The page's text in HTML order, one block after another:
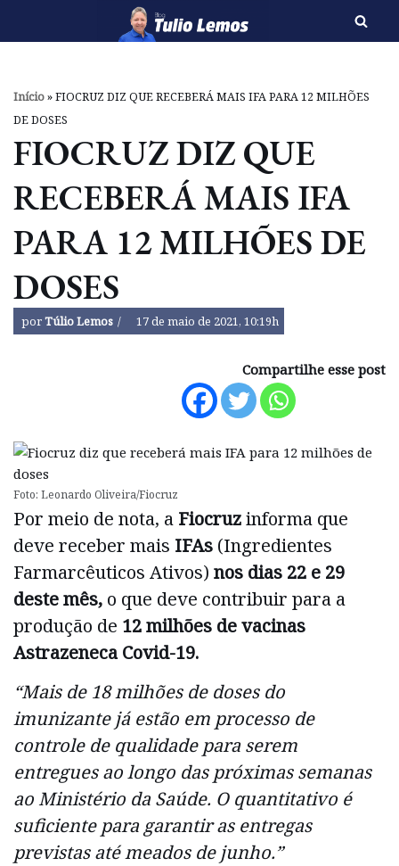
o
conteúdo
Início»FIOCRUZ DIZ QUE RECEBERÁ MAIS IFA PARA 12 MILHÕES
DE DOSES
FIOCRUZ DIZ QUE
RECEBERÁ MAIS IFA
PARA 12 MILHÕES DE
DOSES
porTúlio Lemos 17 de maio de 2021, 10:19h
Compartilhe esse post
Foto: Leonardo Oliveira/Fiocruz
Por meio de nota, a Fiocruzinforma que
deve receber mais IFAs (Ingredientes
Farmarcêuticos Ativos) nos dias 22 e 29
deste mês, o que deve contribuir para a
produção de 12 milhões de vacinas
Astrazeneca Covid-19.
“Mais de 18 milhões de doses do
imunizante já estão em processo de
controle de qualidade para serem
entregues ao longo das próximas semanas
ao Ministério da Saúde. O quantitativo é
suficiente para garantir as entregas
previstas até meados de junho.”